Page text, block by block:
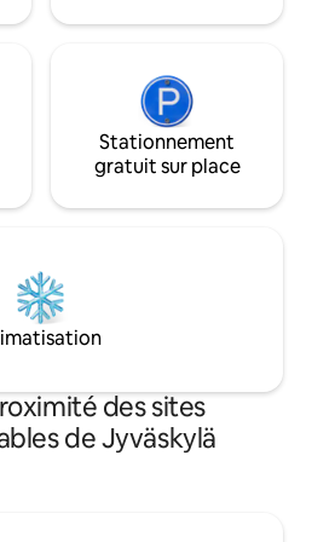
Stationnement
gratuit sur place
des sites
de Jyväskylä